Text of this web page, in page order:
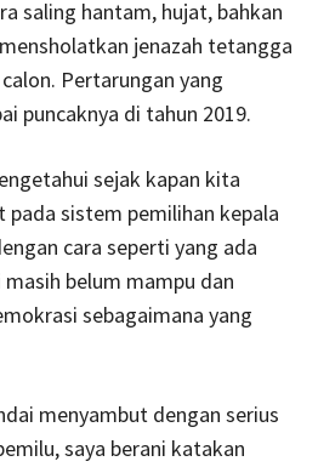
saling hantam, hujat, bahkan
jenazah tetangga
Pertarungan yang
puncaknya di tahun 2019.
sejak kapan kita
pada sistem pemilihan kepala
cara seperti yang ada
belum mampu dan
sebagaimana yang
menyambut dengan serius
saya berani katakan